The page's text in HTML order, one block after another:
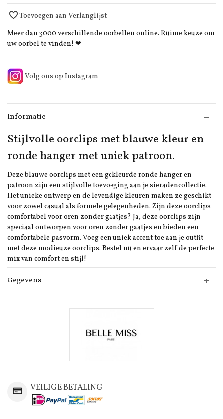
Toevoegen aan Verlanglijst
Meer dan 3000 verschillende oorbellen online. Ruime keuze om
uw oorbel te vinden! ❤
Volg ons op Instagram
Informatie
Stijlvolle oorclips met blauwe kleur en
ronde hanger met uniek patroon.
Deze blauwe oorclips met een gekleurde ronde hanger en
patroon zijn een stijlvolle toevoeging aan je sieradencollectie.
Het unieke ontwerp en de levendige kleuren maken ze geschikt
voor zowel casual als formele gelegenheden. Zijn deze oorclips
comfortabel voor oren zonder gaatjes? Ja, deze oorclips zijn
speciaal ontworpen voor oren zonder gaatjes en bieden een
comfortabele pasvorm. Voeg een uniek accent toe aan je outfit
met deze modieuze oorclips. Bestel nu en ervaar zelf de perfecte
mix van comfort en stijl!
Gegevens
VEILIGE BETALING